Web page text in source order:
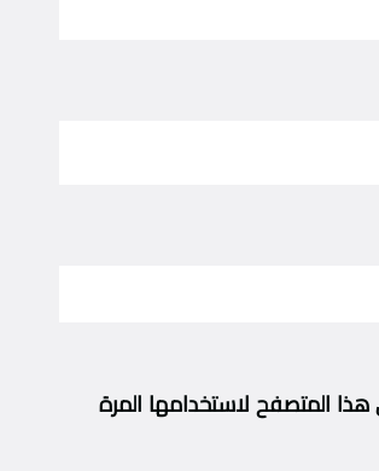
هذا المتصفح لاستخدامها المرة